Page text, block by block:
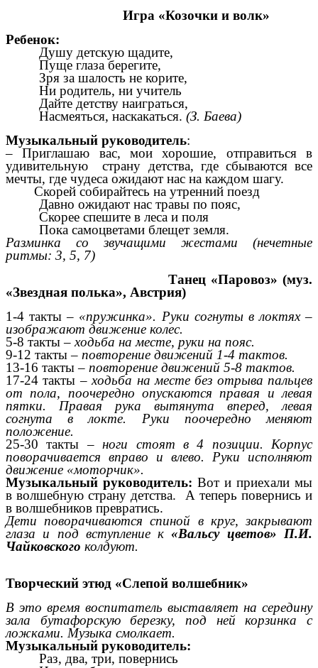
Игра «Козочки и волк»
Ребенок:
Душу детскую щадите,
Пуще глаза берегите,
Зря за шалость не корите,
Ни родитель, ни учитель
Дайте детству наиграться,
Насмеяться, наскакаться.(З. Баева)
Музыкальный руководитель:
– Приглашаю вас, мои хорошие, отправиться в
удивительную страну детства, где сбываются все
мечты, где чудеса ожидают нас на каждом шагу.
Скорей собирайтесь на утренний поезд
Давно ожидают нас травы по пояс,
Скорее спешите в леса и поля
Пока самоцветами блещет земля.
Разминка со звучащими жестами (нечетные
ритмы: 3, 5, 7)
Танец «Паровоз» (муз.
«Звездная полька», Австрия)
1-4 такты – «пружинка». Руки согнуты в локтях –
изображают движение колес.
5-8 такты – ходьба на месте, руки на пояс.
9-12 такты – повторение движений 1-4 тактов.
13-16 такты – повторение движений 5-8 тактов.
17-24 такты –ходьба на месте без отрыва пальцев
от пола, поочередно опускаются правая и левая
пятки. Правая рука вытянута вперед, левая
согнута в локте. Руки поочередно меняют
положение.
25-30 такты –ноги стоят в 4 позиции. Корпус
поворачивается вправо и влево. Руки исполняют
движение «моторчик».
Музыкальный руководитель: Вот и приехали мы
в волшебную страну детства. А теперь повернись и
в волшебников превратись.
Дети поворачиваются спиной в круг, закрывают
глаза и под вступление к«Вальсу цветов» П.И.
Чайковского колдуют.
Творческий этюд «Слепой волшебник»
В это время воспитатель выставляет на середину
зала бутафорскую березку, под ней корзинка с
ложками. Музыка смолкает.
Музыкальный руководитель:
Раз, два, три, повернись